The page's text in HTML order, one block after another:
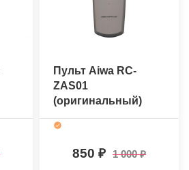
Пульт Aiwa RC-
ZAS01
(оригинальный)
850 1 000